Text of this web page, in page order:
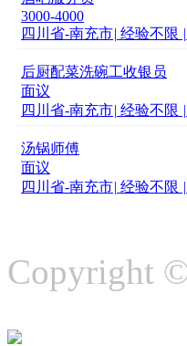
3000-4000
四川省-南充市| 经验不限 |
后厨配菜洗碗工收银员
面议
四川省-南充市| 经验不限 |
汤锅师傅
面议
四川省-南充市| 经验不限 |
Copyright